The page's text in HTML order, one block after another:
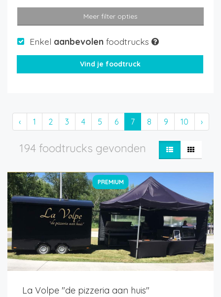
Meer filter opties
Enkel aanbevolen foodtrucks
‹ 1 2 3 4 5 6 7 8 9 10 ›
194 foodtrucks gevonden
PREMIUM
La Volpe "de pizzeria aan huis"